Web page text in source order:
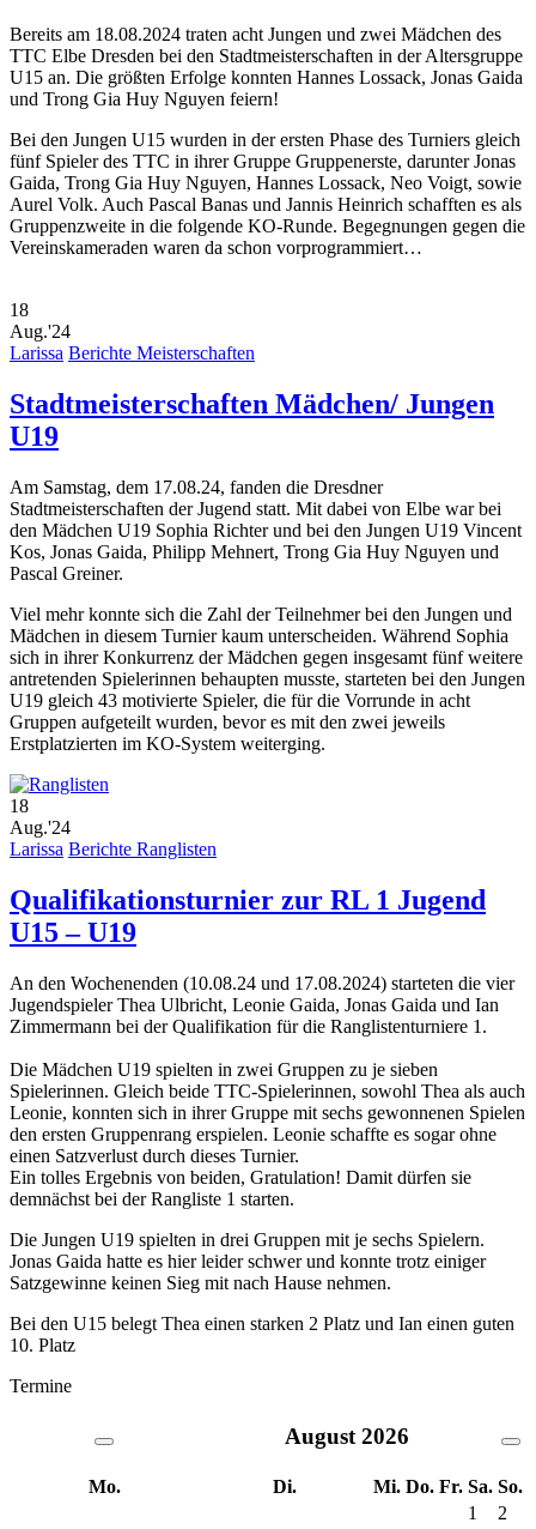
Bereits am 18.08.2024 traten acht Jungen und zwei Mädchen des
TTC Elbe Dresden bei den Stadtmeisterschaften in der Altersgruppe
U15 an. Die größten Erfolge konnten Hannes Lossack, Jonas Gaida
und Trong Gia Huy Nguyen feiern!
Bei den Jungen U15 wurden in der ersten Phase des Turniers gleich
fünf Spieler des TTC in ihrer Gruppe Gruppenerste, darunter Jonas
Gaida, Trong Gia Huy Nguyen, Hannes Lossack, Neo Voigt, sowie
Aurel Volk. Auch Pascal Banas und Jannis Heinrich schafften es als
Gruppenzweite in die folgende KO-Runde. Begegnungen gegen die
Vereinskameraden waren da schon vorprogrammiert…
18
Aug.'24
Larissa Berichte Meisterschaften
Stadtmeisterschaften Mädchen/ Jungen
U19
Am Samstag, dem 17.08.24, fanden die Dresdner
Stadtmeisterschaften der Jugend statt. Mit dabei von Elbe war bei
den Mädchen U19 Sophia Richter und bei den Jungen U19 Vincent
Kos, Jonas Gaida, Philipp Mehnert, Trong Gia Huy Nguyen und
Pascal Greiner.
Viel mehr konnte sich die Zahl der Teilnehmer bei den Jungen und
Mädchen in diesem Turnier kaum unterscheiden. Während Sophia
sich in ihrer Konkurrenz der Mädchen gegen insgesamt fünf weitere
antretenden Spielerinnen behaupten musste, starteten bei den Jungen
U19 gleich 43 motivierte Spieler, die für die Vorrunde in acht
Gruppen aufgeteilt wurden, bevor es mit den zwei jeweils
Erstplatzierten im KO-System weiterging.
18
Aug.'24
Larissa Berichte Ranglisten
Qualifikationsturnier zur RL 1 Jugend
U15 – U19
An den Wochenenden (10.08.24 und 17.08.2024) starteten die vier
Jugendspieler Thea Ulbricht, Leonie Gaida, Jonas Gaida und Ian
Zimmermann bei der Qualifikation für die Ranglistenturniere 1.
Die Mädchen U19 spielten in zwei Gruppen zu je sieben
Spielerinnen. Gleich beide TTC-Spielerinnen, sowohl Thea als auch
Leonie, konnten sich in ihrer Gruppe mit sechs gewonnenen Spielen
den ersten Gruppenrang erspielen. Leonie schaffte es sogar ohne
einen Satzverlust durch dieses Turnier.
Ein tolles Ergebnis von beiden, Gratulation! Damit dürfen sie
demnächst bei der Rangliste 1 starten.
Die Jungen U19 spielten in drei Gruppen mit je sechs Spielern.
Jonas Gaida hatte es hier leider schwer und konnte trotz einiger
Satzgewinne keinen Sieg mit nach Hause nehmen.
Bei den U15 belegt Thea einen starken 2 Platz und Ian einen guten
10. Platz
Termine
August 2026
Mo. Di. Mi. Do. Fr. Sa. So.
1
2